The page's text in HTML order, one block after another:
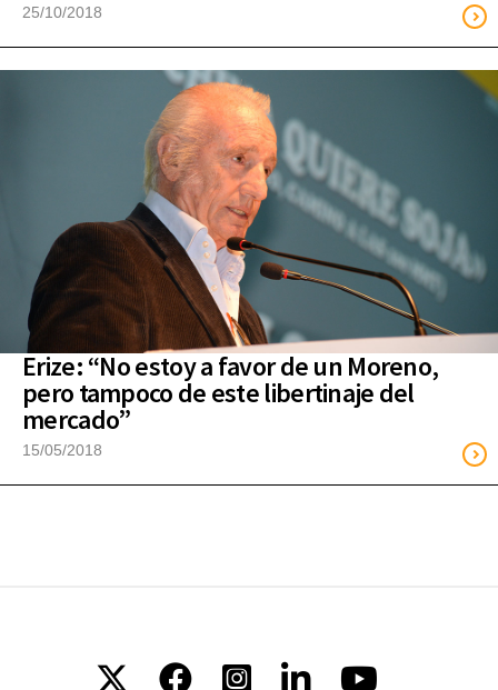
25/10/2018
Erize: “No estoy a favor de un Moreno,
pero tampoco de este libertinaje del
mercado”
15/05/2018